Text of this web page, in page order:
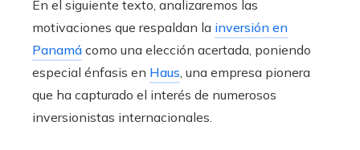
En el siguiente texto, analizaremos las
motivaciones que respaldan la inversión en
Panamá como una elección acertada, poniendo
especial énfasis en Haus , una empresa pionera
que ha capturado el interés de numerosos
inversionistas internacionales.